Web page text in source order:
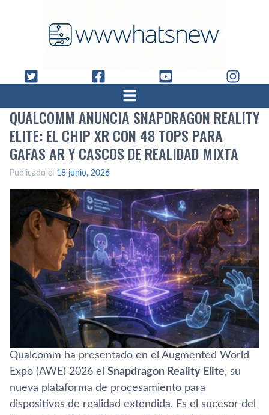
QUALCOMM ANUNCIA SNAPDRAGON REALITY
ELITE: EL CHIP XR CON 48 TOPS PARA
GAFAS AR Y CASCOS DE REALIDAD MIXTA
Publicado el 18 junio, 2026
Qualcomm ha presentado en el Augmented World
Expo (AWE) 2026 el Snapdragon Reality Elite, su
nueva plataforma de procesamiento para
dispositivos de realidad extendida. Es el sucesor del